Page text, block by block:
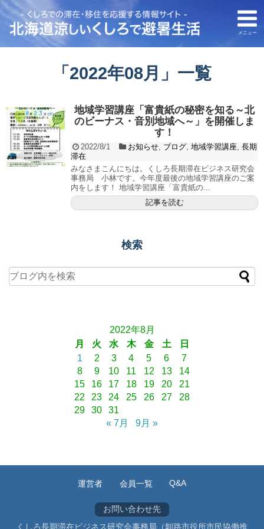
メニュー
「 2022年08月 」 一覧
地域学習講座「富貴紙の秘密を知る～北
のビーナス・音別地域へ～」を開催しま
す！
2022/8/1 お知らせ, ブログ, 地域学習講座, 長期
滞在
みなさまこんにちは。くしろ長期滞在ビジネス研究会
事務局 小林です。今年度最後の地域学習講座のご案
内をします！ 地域学習講座「富貴紙の...
記事を読む
検索
2022年8月
月
火 水 木 金 土
日
1
2 3 4 5 6
7
8
9 10 11 12 13
14
15
16 17 18 19 20
21
22
23 24 25 26 27
28
29
30
31
« 7月
9月 »
運営者 会員一覧 Q&A
お問い合わせ先
くしろ長期滞在ビジネス研究会事務局（釧路市役所市民協働推